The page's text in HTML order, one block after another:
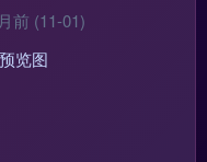
前 (11-01)
览图